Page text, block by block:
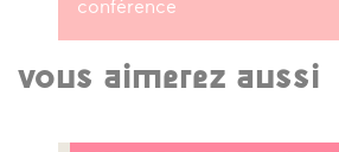
conférence
vous aimerez aussi